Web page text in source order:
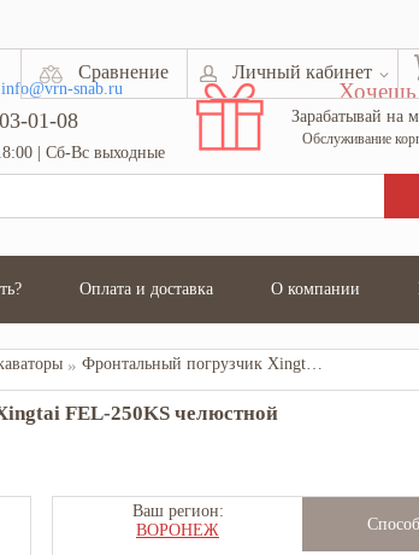
Личный кабинет
Сравнение
info@vrn-snab.ru
01-08
| Сб-Вс выходные
Хочешь
Зарабатывай на
Обслуживание
Оплата и доставка О компании
Фронтальный погрузчик Xingtai FEL-250KS челюстной
FEL-250KS челюстной
Ваш регион:
ВОРОНЕЖ